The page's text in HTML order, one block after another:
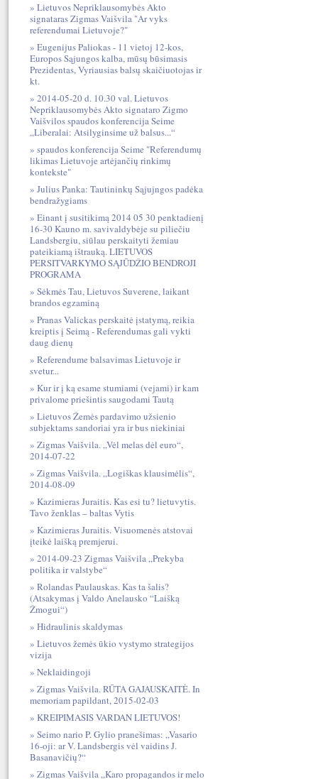
Lietuvos Nepriklausomybės Akto
signataras Zigmas Vaišvila "Ar vyks
referendumai Lietuvoje?"
Eugenijus Paliokas - 11 vietoj 12-kos,
Europos Sąjungos kalba, mūsų būsimasis
Prezidentas, Vyriausias balsų skaičiuotojas ir
kt.
2014-05-20 d. 10.30 val. Lietuvos
Nepriklausomybės Akto signataro Zigmo
Vaišvilos spaudos konferencija Seime
„Liberalai: Atsilyginsime už balsus...“
spaudos konferencija Seime "Referendumų
likimas Lietuvoje artėjančių rinkimų
kontekste"
Julius Panka: Tautininkų Sąjujngos padėka
bendražygiams
Einant į susitikimą 2014 05 30 penktadienį
16-30 Kauno m. savivaldybėje su piliečiu
Landsbergiu, siūlau perskaityti žemiau
pateikiamą ištrauką. LIETUVOS
PERSITVARKYMO SĄJŪDŽIO BENDROJI
PROGRAMA
Sėkmės Tau, Lietuvos Suverene, laikant
brandos egzaminą
Pranas Valickas perskaitė įstatymą, reikia
kreiptis į Seimą - Referendumas gali vykti
daug dienų
Referendume balsavimas Lietuvoje ir
svetur...
Kur ir į ką esame stumiami (vejami) ir kam
privalome priešintis saugodami Tautą
Lietuvos Žemės pardavimo užsienio
subjektams sandoriai yra ir bus niekiniai
Zigmas Vaišvila. „Vėl melas dėl euro“,
2014-07-22
Zigmas Vaišvila. „Logiškas klausimėlis“,
2014-08-09
Kazimieras Juraitis. Kas esi tu? lietuvytis.
Tavo ženklas – baltas Vytis
Kazimieras Juraitis. Visuomenės atstovai
įteikė laišką premjerui.
2014-09-23 Zigmas Vaišvila „Prekyba
politika ir valstybe“
Rolandas Paulauskas. Kas ta šalis?
(Atsakymas į Valdo Anelausko “Laišką
Žmogui“)
Hidraulinis skaldymas
Lietuvos žemės ūkio vystymo strategijos
vizija
Neklaidingoji
Zigmas Vaišvila. RŪTA GAJAUSKAITĖ. In
memoriam papildant, 2015-02-03
KREIPIMASIS VARDAN LIETUVOS!
Seimo nario P. Gylio pranešimas: „Vasario
16-oji: ar V. Landsbergis vėl vaidins J.
Basanavičių?“
Zigmas Vaišvila „Karo propagandos ir melo